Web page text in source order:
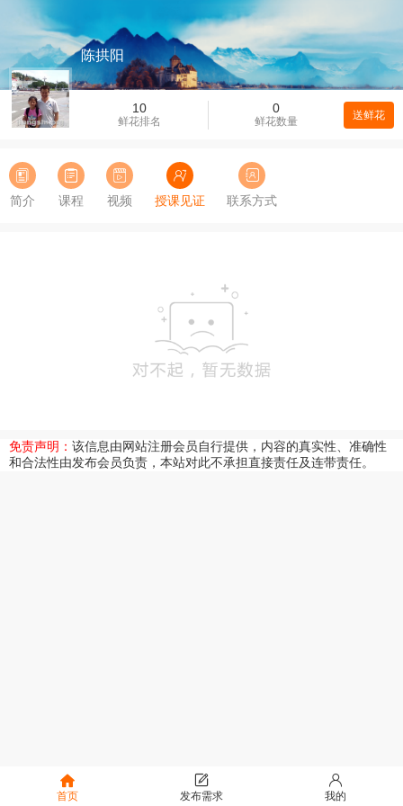
10
鲜花排名
0
鲜花数量 送鲜花
陈拱阳
简介 课程 视频 授课见证 联系方式
免责声明： 该信息由网站注册会员自行提供，内容的真实性、准确性
和合法性由发布会员负责，本站对此不承担直接责任及连带责任。
首页 发布需求 我的